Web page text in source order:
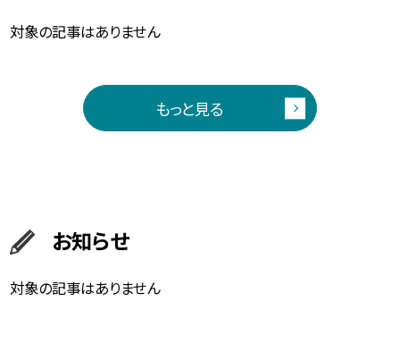
対象の記事はありません
もっと見る
お知らせ
対象の記事はありません